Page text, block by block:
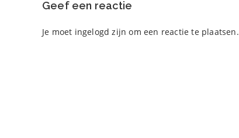
Geef een reactie
Je moet ingelogd zijn om een reactie te plaatsen.